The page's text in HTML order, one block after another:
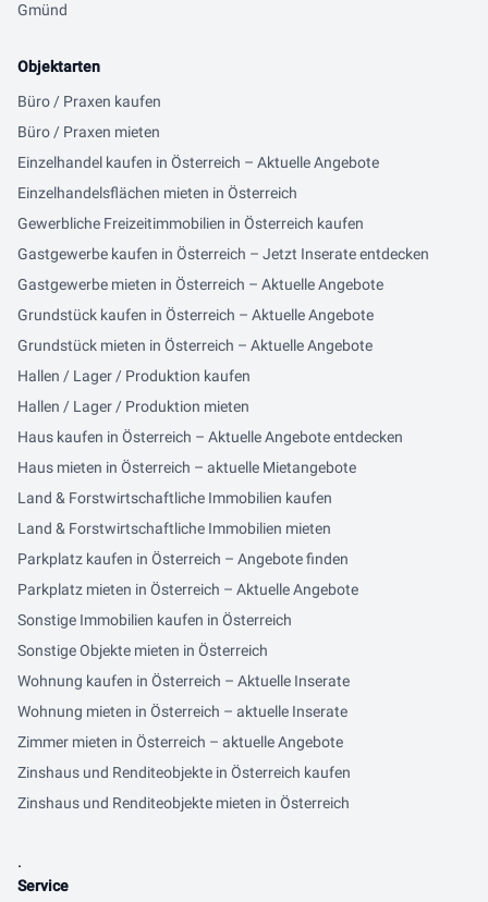
Gmünd
Objektarten
Büro / Praxen kaufen
Büro / Praxen mieten
Einzelhandel kaufen in Österreich – Aktuelle Angebote
Einzelhandelsflächen mieten in Österreich
Gewerbliche Freizeitimmobilien in Österreich kaufen
Gastgewerbe kaufen in Österreich – Jetzt Inserate entdecken
Gastgewerbe mieten in Österreich – Aktuelle Angebote
Grundstück kaufen in Österreich – Aktuelle Angebote
Grundstück mieten in Österreich – Aktuelle Angebote
Hallen / Lager / Produktion kaufen
Hallen / Lager / Produktion mieten
Haus kaufen in Österreich – Aktuelle Angebote entdecken
Haus mieten in Österreich – aktuelle Mietangebote
Land & Forstwirtschaftliche Immobilien kaufen
Land & Forstwirtschaftliche Immobilien mieten
Parkplatz kaufen in Österreich – Angebote finden
Parkplatz mieten in Österreich – Aktuelle Angebote
Sonstige Immobilien kaufen in Österreich
Sonstige Objekte mieten in Österreich
Wohnung kaufen in Österreich – Aktuelle Inserate
Wohnung mieten in Österreich – aktuelle Inserate
Zimmer mieten in Österreich – aktuelle Angebote
Zinshaus und Renditeobjekte in Österreich kaufen
Zinshaus und Renditeobjekte mieten in Österreich
.
Service